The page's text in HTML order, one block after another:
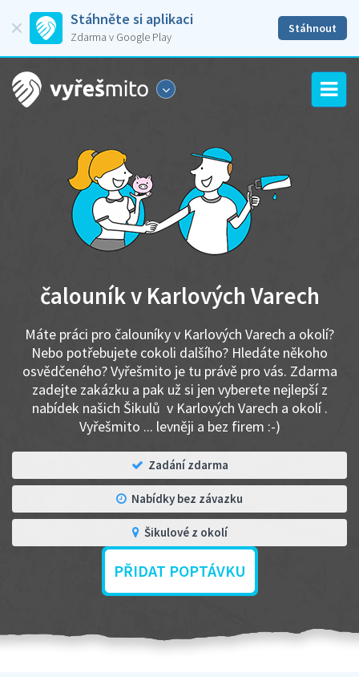
Stáhněte si aplikaci
Zdarma v Google Play
Stáhnout
čalouník v Karlových Varech
Máte práci pro čalouníky v Karlových Varech a okolí?
Nebo potřebujete cokoli dalšího? Hledáte někoho
osvědčeného? Vyřešmito je tu právě pro vás. Zdarma
zadejte zakázku a pak už si jen vyberete nejlepší z
nabídek našich Šikulů v Karlových Varech a okolí .
Vyřešmito ... levněji a bez firem :-)
Zadání zdarma
Nabídky bez závazku
Šikulové z okolí
PŘIDAT POPTÁVKU